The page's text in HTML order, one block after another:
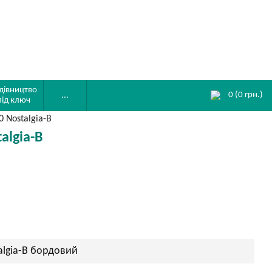
ключ
... 0 (0 грн.)
Nostalgia-B
B
B бордовий